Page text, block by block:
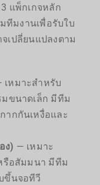
แพ็กเกจหลัก
มงานเพื่อรับใบ
เปลี่ยนแปลงตาม
เหมาะสำหรับ
มขนาดเล็ก มีทีม
กกันเหงื่อและ
ง) — เหมาะ
รือสัมมนา มีทีม
ขึ้นจอทีวี